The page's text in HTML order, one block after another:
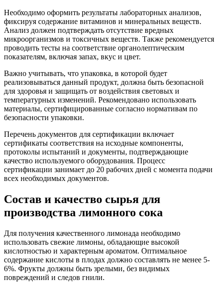
Необходимо оформить результаты лабораторных анализов,
фиксируя содержание витаминов и минеральных веществ.
Анализ должен подтверждать отсутствие вредных
микроорганизмов и токсичных веществ. Также рекомендуется
проводить тесты на соответствие органолептическим
показателям, включая запах, вкус и цвет.
Важно учитывать, что упаковка, в которой будет
реализовываться данный продукт, должна быть безопасной
для здоровья и защищать от воздействия световых и
температурных изменений. Рекомендовано использовать
материалы, сертифицированные согласно нормативам по
безопасности упаковки.
Перечень документов для сертификации включает
сертификаты соответствия на исходные компоненты,
протоколы испытаний и документы, подтверждающие
качество используемого оборудования. Процесс
сертификации занимает до 20 рабочих дней с момента подачи
всех необходимых документов.
Состав и качество сырья для
производства лимонного сока
Для получения качественного лимонада необходимо
использовать свежие лимоны, обладающие высокой
кислотностью и характерным ароматом. Оптимальное
содержание кислоты в плодах должно составлять не менее 5-
6%. Фрукты должны быть зрелыми, без видимых
повреждений и следов гнили.